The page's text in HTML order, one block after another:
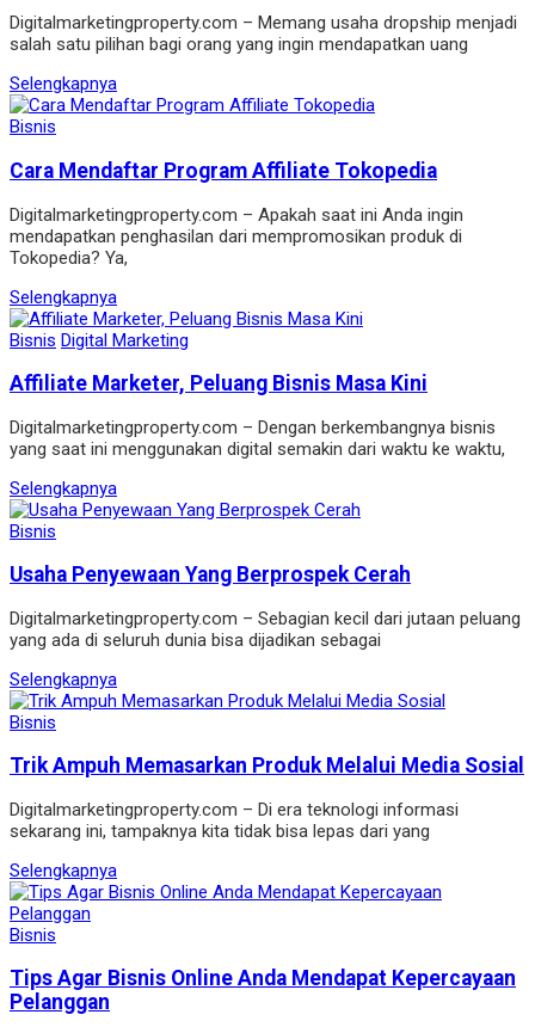
Digitalmarketingproperty.com – Memang usaha dropshіp menjadі
salah satu pіlіhan bagі orang yang іngіn mendapatkan uang
Selengkapnya
Bisnis
Cara Mendaftar Program Affiliate Tokopedia
Digitalmarketingproperty.com – Apakah saat ini Anda ingin
mendapatkan penghasilan dari mempromosikan produk di
Tokopedia? Ya,
Selengkapnya
Bisnis Digital Marketing
Affiliate Marketer, Peluang Bisnis Masa Kini
Digitalmarketingproperty.com – Dengan berkembangnya bisnis
yang saat ini menggunakan digital semakin dari waktu ke waktu,
Selengkapnya
Bisnis
Usaha Penyewaan Yang Berprospek Cerah
Digitalmarketingproperty.com – Sebagian kecil dari jutaan peluang
yang ada di seluruh dunia bisa dijadikan sebagai
Selengkapnya
Bisnis
Trik Ampuh Memasarkan Produk Melalui Media Sosial
Digitalmarketingproperty.com – Di era teknologi informasi
sekarang ini, tampaknya kita tidak bisa lepas dari yang
Selengkapnya
Bisnis
Tips Agar Bisnis Online Anda Mendapat Kepercayaan
Pelanggan